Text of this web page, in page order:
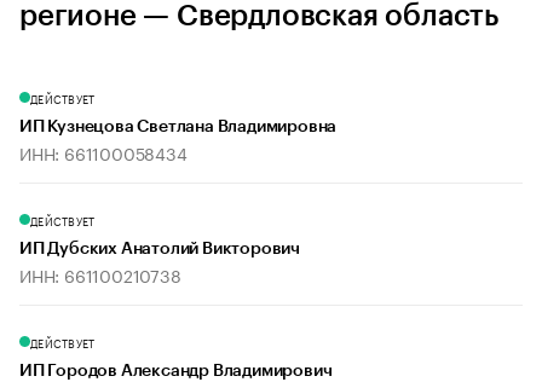
регионе — Свердловская область
ДЕЙСТВУЕТ
ИП Кузнецова Светлана Владимировна
ИНН: 661100058434
ДЕЙСТВУЕТ
ИП Дубских Анатолий Викторович
ИНН: 661100210738
ДЕЙСТВУЕТ
ИП Городов Александр Владимирович